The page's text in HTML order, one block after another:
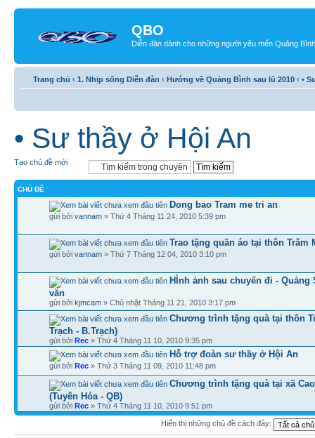
QBO
Diễn đàn dành cho những người yêu mến Quảng Bình
Trang chủ ‹ 1. Nhịp sống Diễn đàn ‹ Hướng về Quảng Bình sau lũ 2010 ‹ •
• Sư thầy ở Hội An
Tạo chủ đề mới
CHỦ ĐỀ
Dong bao Tram me tri an
gửi bởi vannam » Thứ 4 Tháng 11 24, 2010 5:39 pm
Trao tặng quần áo tại thôn Trăm
gửi bởi vannam » Thứ 7 Tháng 12 04, 2010 3:10 pm
HÌnh ảnh sau chuyến đi - Quảng
văn
gửi bởi kjmcam » Chủ nhật Tháng 11 21, 2010 3:17 pm
Chương trình tặng quà tại thôn
Trạch - B.Trạch)
gửi bởi Rec » Thứ 4 Tháng 11 10, 2010 9:35 pm
Hỗ trợ đoàn sư thầy ở Hội An
gửi bởi Rec » Thứ 3 Tháng 11 09, 2010 11:48 pm
Chương trình tặng quà tại xã
(Tuyên Hóa - QB)
gửi bởi Rec » Thứ 4 Tháng 11 10, 2010 9:51 pm
Hiển thị những chủ đề cách đây: